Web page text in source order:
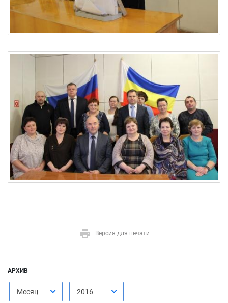
Версия для печати
АРХИВ
Месяц 2016